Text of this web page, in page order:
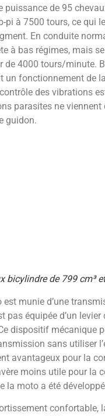
puissance de 95
pi à 7500 tours, ce qui
En conduite
à bas régimes, mais
de 4000 tours/minute.
un fonctionnement de
des vibrations
parasites ne viennent
guidon.
bicylindre de 799 cm³
est munie d’une
pas équipée d’un
dispositif mécanique
sans utiliser
avantageux pour la
moins utile pour la
la moto a été
confortable,